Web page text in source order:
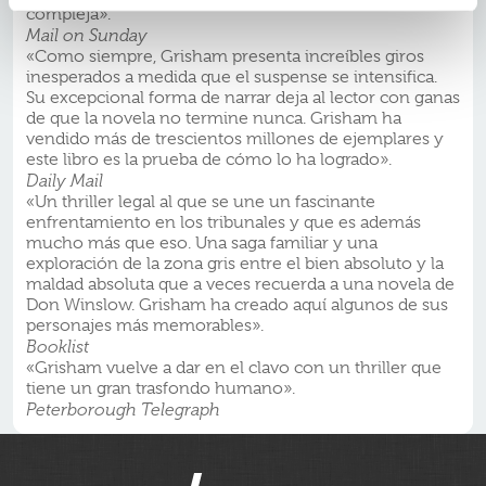
compleja».
Mail on Sunday
«Como siempre, Grisham presenta increíbles giros
inesperados a medida que el suspense se intensifica.
Su excepcional forma de narrar deja al lector con ganas
de que la novela no termine nunca. Grisham ha
vendido más de trescientos millones de ejemplares y
este libro es la prueba de cómo lo ha logrado».
Daily Mail
«Un thriller legal al que se une un fascinante
enfrentamiento en los tribunales y que es además
mucho más que eso. Una saga familiar y una
exploración de la zona gris entre el bien absoluto y la
maldad absoluta que a veces recuerda a una novela de
Don Winslow. Grisham ha creado aquí algunos de sus
personajes más memorables».
Booklist
«Grisham vuelve a dar en el clavo con un thriller que
tiene un gran trasfondo humano».
Peterborough Telegraph